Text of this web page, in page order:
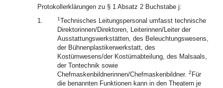
Protokollerklärungen zu § 1 Absatz 2 Buchstabe j:
1.
1Technisches Leitungspersonal umfasst technische
Direktorinnen/Direktoren, Leiterinnen/Leiter der
Ausstattungswerkstätten, des Beleuchtungswesens,
der Bühnenplastikerwerkstatt, des
Kostümwesens/der Kostümabteilung, des Malsaals,
der Tontechnik sowie
Chefmaskenbildnerinnen/Chefmaskenbildner. 2 Für
die benannten Funktionen kann in den Theatern je